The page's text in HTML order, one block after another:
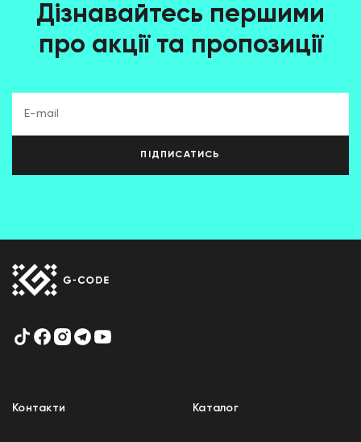
Дізнавайтесь першими
про акції та пропозиції
ПІДПИСАТИСЬ
Контакти Каталог